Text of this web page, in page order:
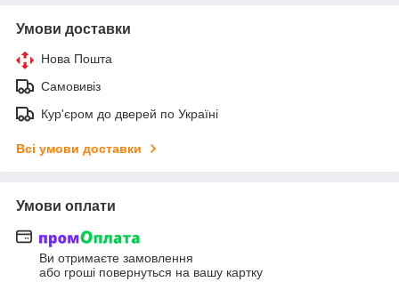
Умови доставки
Нова Пошта
Самовивіз
Кур'єром до дверей по Україні
Всі умови доставки
Умови оплати
Ви отримаєте замовлення
або гроші повернуться на вашу картку